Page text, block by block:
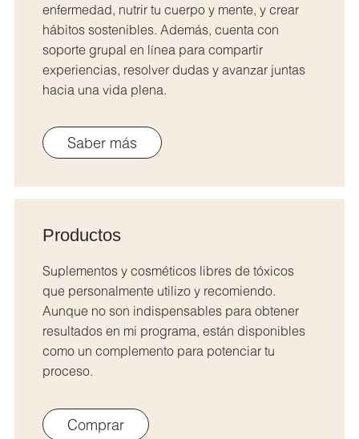
enfermedad, nutrir tu cuerpo y mente, y crear
hábitos sostenibles. Además, cuenta con
soporte grupal en línea para compartir
experiencias, resolver dudas y avanzar juntas
hacia una vida plena.
Saber más
Productos
Suplementos y cosméticos libres de tóxicos
que personalmente utilizo y recomiendo.
Aunque no son indispensables para obtener
resultados en mi programa, están disponibles
como un complemento para potenciar tu
proceso.
Comprar